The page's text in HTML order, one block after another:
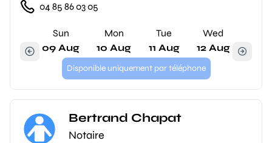
04 85 86 03 05
Sun
09 Aug
Mon
10 Aug
Tue
11 Aug
Wed
12 Aug
Disponible uniquement par téléphone
Bertrand Chapat
Notaire